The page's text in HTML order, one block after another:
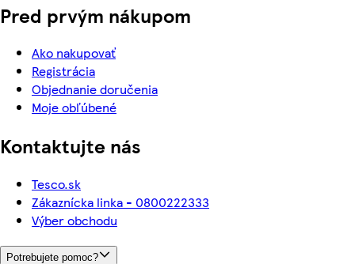
Pred prvým nákupom
Ako nakupovať
Registrácia
Objednanie doručenia
Moje obľúbené
Kontaktujte nás
Tesco.sk
Zákaznícka linka - 0800222333
Výber obchodu
Potrebujete pomoc?